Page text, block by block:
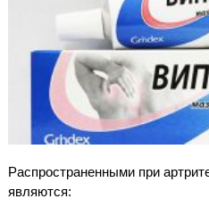
Распространенными при
являются: